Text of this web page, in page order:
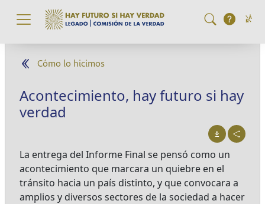
Pasar al contenido principal
Cómo lo hicimos
Acontecimiento, hay futuro si hay
verdad
La entrega del Informe Final se pensó como un
acontecimiento que marcara un quiebre en el
tránsito hacia un país distinto, y que convocara a
amplios y diversos sectores de la sociedad a hacer